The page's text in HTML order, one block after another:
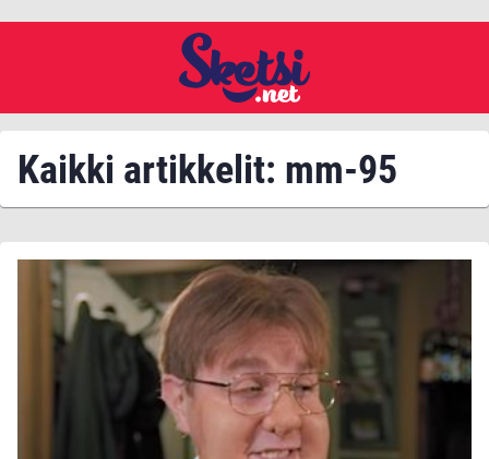
Kaikki artikkelit: mm-95